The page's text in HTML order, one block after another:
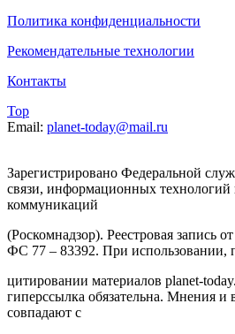
Политика конфиденциальности
Рекомендательные технологии
Контакты
Top
Email: planet-today@mail.ru
Зарегистрировано Федеральной
связи, информационных технологий
коммуникаций
(Роскомнадзор). Реестровая запись
ФС 77 – 83392. При использовании,
цитировании материалов planet-
гиперссылка обязательна. Мнения и
совпадают с